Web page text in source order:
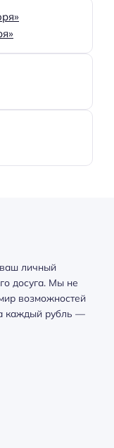
личный
досуга. Мы не
возможностей
каждый рубль —